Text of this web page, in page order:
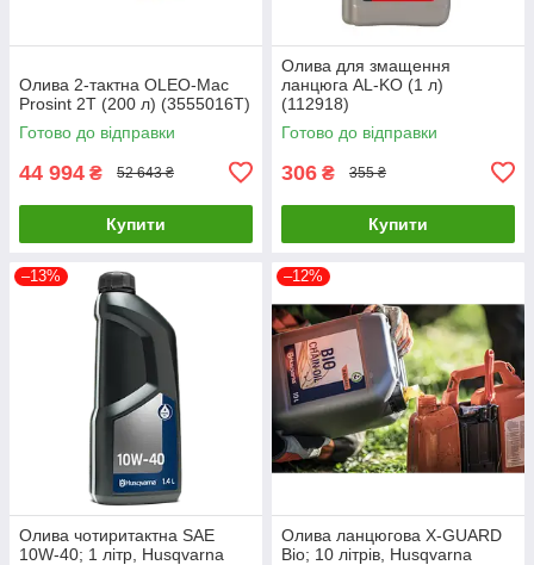
Олива 2-тактна OLEO-Mac
Prosint 2T (200 л) (3555016T)
Готово до відправки
44 994 ₴ 52 643 ₴
Купити
Олива для змащення
ланцюга AL-KO (1 л)
(112918)
Готово до відправки
306 ₴ 355 ₴
Купити
–13%
Олива чотиритактна SAE
10W-40; 1 літр, Husqvarna
–12%
Олива ланцюгова X-GUARD
Bio; 10 літрів, Husqvarna